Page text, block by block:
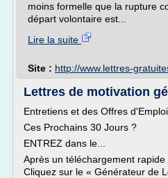
moins formelle que la rupture
départ volontaire est...
Lire la suite
Site : http://www.lettres-
Lettres de motivation
Entretiens et des Offres
Ces Prochains 30 Jours ?
ENTREZ dans le...
Après un téléchargement rapide
Cliquez sur le « Générateur de